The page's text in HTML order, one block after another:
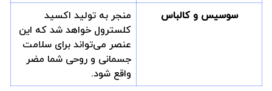
سوسیس و کالباس
منجر به تولید اکسید
کلسترول خواهد شد که این
عنصر می‌تواند برای سلامت
جسمانی و روحی شما مضر
واقع شود.